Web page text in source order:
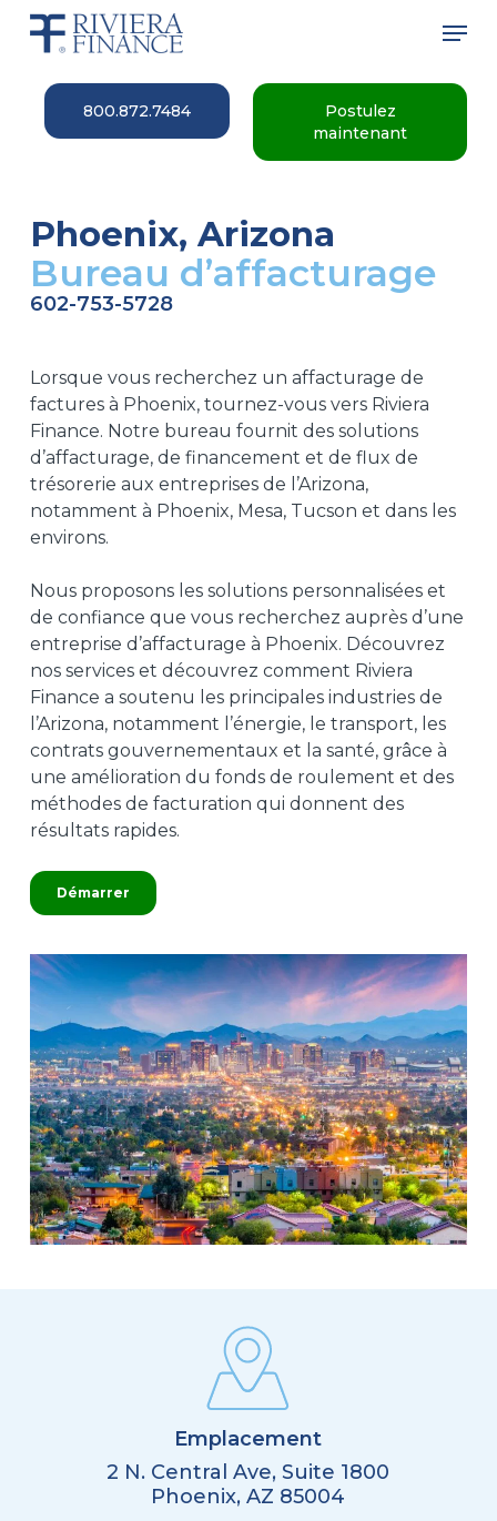
Skip
content
800.872.7484
Postulez
maintenant
Phoenix, Arizona
Bureau d’affacturage
602-753-5728
Lorsque vous recherchez un affacturage de
factures à Phoenix, tournez-vous vers Riviera
Finance. Notre bureau fournit des solutions
d’affacturage, de financement et de flux de
trésorerie aux entreprisesde l’Arizona,
notamment à Phoenix, Mesa, Tucson et dans les
environs.
Nous proposons les solutions personnalisées et
de confiance que vous recherchez auprès d’une
entreprise d’affacturage à Phoenix. Découvrez
nos services et découvrez comment Riviera
Finance a soutenu les principales industries de
l’Arizona, notamment l’énergie, le transport, les
contrats gouvernementaux et la santé, grâce à
une amélioration du fonds de roulement et des
méthodes de facturation qui donnent des
résultats rapides.
Démarrer
Emplacement
2 N. Central Ave, Suite 1800
Phoenix, AZ 85004
Menu